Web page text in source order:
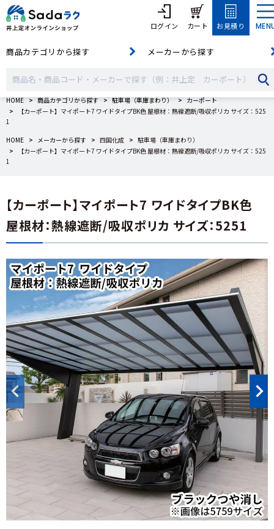
ログイン カート お見積り
商品カテゴリから探す メーカーから探す
HOME 商品カテゴリから探す 駐車場（車庫まわり）
カーポート
【カーポート】マイポート7 ワイドタイプBK色 屋根材：熱線遮断/吸収ポリカ サイズ：525
1
HOME
メーカーから探す 四国化成
駐車場（車庫まわり）
【カーポート】マイポート7 ワイドタイプBK色 屋根材：熱線遮断/吸収ポリカ サイズ：525
1
【カーポート】マイポート7 ワイドタイプBK色
屋根材：熱線遮断/吸収ポリカ サイズ：5251